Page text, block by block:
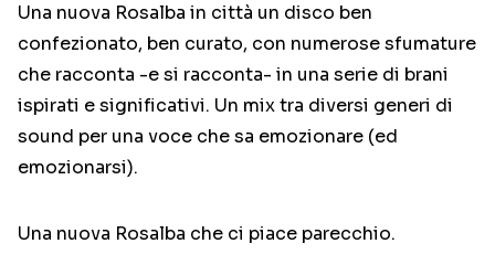
Una nuova Rosalba in città un disco ben
confezionato, ben curato, con numerose sfumature
che racconta -e si racconta- in una serie di brani
ispirati e significativi. Un mix tra diversi generi di
sound per una voce che sa emozionare (ed
emozionarsi).
Una nuova Rosalba che ci piace parecchio.